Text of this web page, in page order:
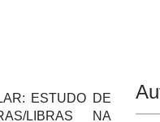
ESTUDO DE
LIBRAS NA